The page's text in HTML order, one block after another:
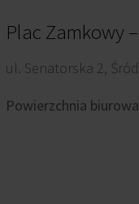
Plac Zamkowy
ul. Senatorska 2,
Powierzchnia